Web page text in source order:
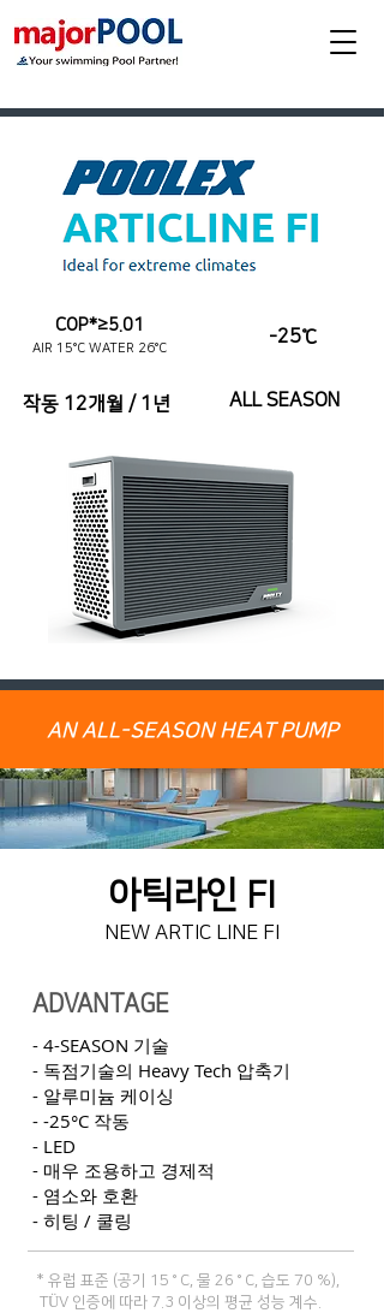
COP*≥5.01
AIR 15°C WATER 26°C
작동 12개월 / 1년
-25℃
ALL SEASON
AN ALL-SEASON HEAT PUMP
아틱라인 FI
NEW ARTIC LINE FI
ADVANTAGE
- 4-SEASON 기술
- 독점기술의 Heavy Tech 압축기
- 알루미늄 케이싱
- -25°C 작동
- LED
- 매우 조용하고 경제적
- 염소와 호환
- 히팅 / 쿨링
* 유럽 표준 (공기 15 ° C, 물 26 ° C, 습도 70 %),
TÜV 인증에 따라 7.3 이상의 평균 성능 계수.